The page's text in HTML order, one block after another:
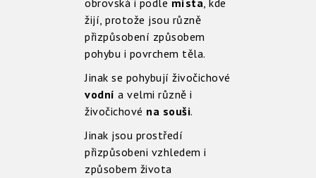
obrovská i podle místa, kde
žijí, protože jsou různě
přizpůsobení způsobem
pohybu i povrchem těla.
Jinak se pohybují živočichové
vodní a velmi různě i
živočichové na souši.
Jinak jsou prostředí
přizpůsobeni vzhledem i
způsobem života